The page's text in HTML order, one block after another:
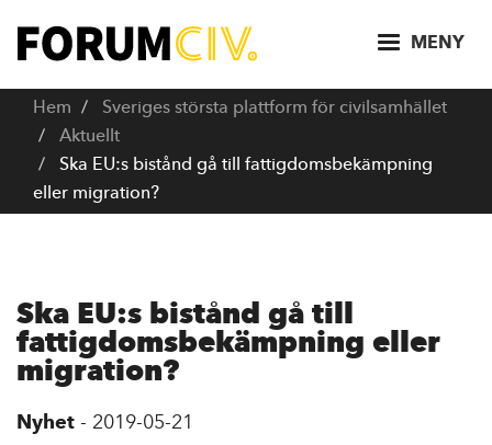
l
MENY
Hem
Sveriges största plattform för civilsamhället
Aktuellt
Ska EU:s bistånd gå till fattigdomsbekämpning
eller migration?
Ska EU:s bistånd gå till
fattigdomsbekämpning eller
migration?
Nyhet - 2019-05-21